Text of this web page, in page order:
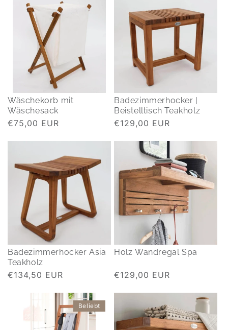
Wäschekorb mit
Wäschesack
Normaler
€75,00 EUR
Badezimmerhocker |
Beistelltisch Teakholz
Normaler
€129,00 EUR
Badezimmerhocker Asia
Teakholz
Normaler
€134,50 EUR
Holz Wandregal Spa
Normaler
€129,00 EUR
Beliebt